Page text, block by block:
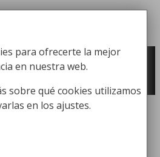
y comercialización de
para la higiene industrial
Búsqueda de productos
para ofrecerte la mejor
en nuestra web.
sobre qué cookies utilizamos
en los ajustes.